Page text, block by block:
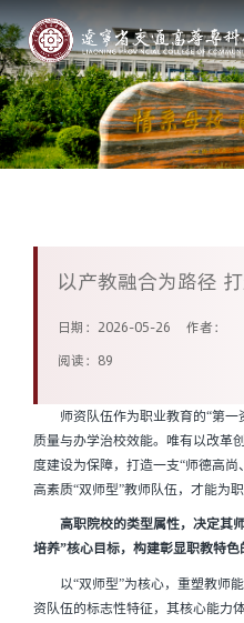
以产教融合为路径
日期：2026-05-26 作者：
阅读： 89
师资队伍作为职业教育的“第
质量与办学治校效能。唯有以改革
度建设为保障，打造一支“师德高
高素质“双师型”教师队伍，才能为
高职院校的类型属性，决定其
培养”核心目标，构建彰显职教特色
以“双师型”为核心，重塑教师
资队伍的标志性特征，其核心能力